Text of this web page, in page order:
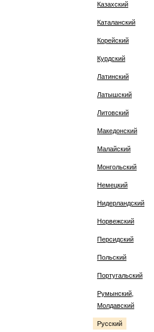
Казахский
Каталанский
Корейский
Курдский
Латинский
Латышский
Литовский
Македонский
Малайский
Монгольский
Немецкий
Нидерландский
Норвежский
Персидский
Польский
Португальский
Румынский,
Молдавский
Русский